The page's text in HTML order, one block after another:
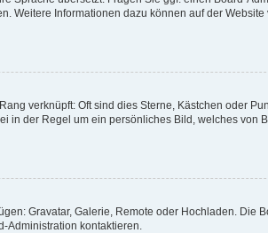
Weitere Informationen dazu können auf der Website
verknüpft: Oft sind dies Sterne, Kästchen oder
in der Regel um ein persönliches Bild, welches von
Gravatar, Galerie, Remote oder Hochladen. Die
Administration kontaktieren.